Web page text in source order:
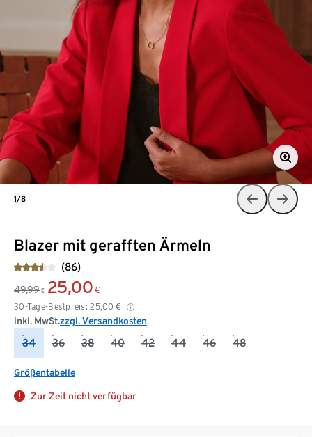
Blazer mit gerafften Ärmeln
(86)
49,99 € 25,00 €
30-Tage-Bestpreis: 25,00 €
inkl. MwSt.zzgl. Versandkosten
34 36 38 40 42 44 46 48
Größentabelle
Zur Zeit nicht verfügbar
1/8